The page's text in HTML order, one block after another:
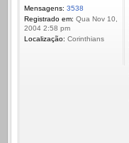
Mensagens: 3538
Registrado em: Qua Nov 10,
2004 2:58 pm
Localização: Corinthians